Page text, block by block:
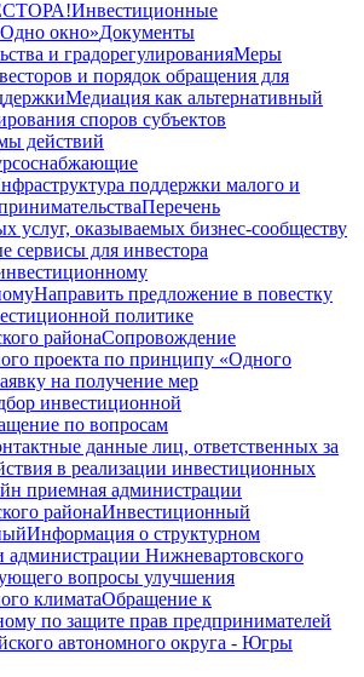
Инвестиционные
окно»Документы
и градорегулированияМеры
и порядок обращения для
Медиация как альтернативный
споров субъектов
действий
поддержки малого и
Перечень
услуг, оказываемых бизнес-сообществу
сервисы для инвестора
Направить предложение в повестку
политике
районаСопровождение
проекта по принципу «Одного
на получение мер
инвестиционной
по вопросам
данные лиц, ответственных за
в реализации инвестиционных
приемная администрации
районаИнвестиционный
Информация о структурном
администрации Нижневартовского
вопросы улучшения
климатаОбращение к
по защите прав предпринимателей
автономного округа - Югры